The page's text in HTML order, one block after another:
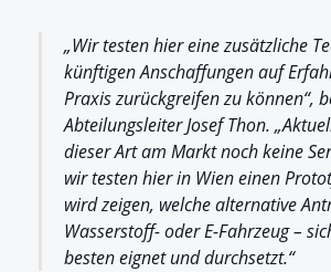
„Wir testen hier eine zusätzliche
künftigen Anschaffungen auf
Praxis zurückgreifen zu können“,
Abteilungsleiter Josef Thon.
dieser Art am Markt noch keine
wir testen hier in Wien einen
wird zeigen, welche alternative
Wasserstoff- oder E-Fahrzeug –
besten eignet und durchsetzt.“